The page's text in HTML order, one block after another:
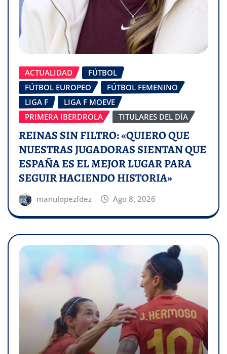
ACTUALIDAD
FÚTBOL
FÚTBOL EUROPEO
FÚTBOL FEMENINO
LIGA F
LIGA F MOEVE
PRIMERA IBERDROLA
TITULARES DEL DÍA
REINAS SIN FILTRO: «QUIERO QUE
NUESTRAS JUGADORAS SIENTAN QUE
ESPAÑA ES EL MEJOR LUGAR PARA
SEGUIR HACIENDO HISTORIA»
manulopezfdez Ago 8, 2026